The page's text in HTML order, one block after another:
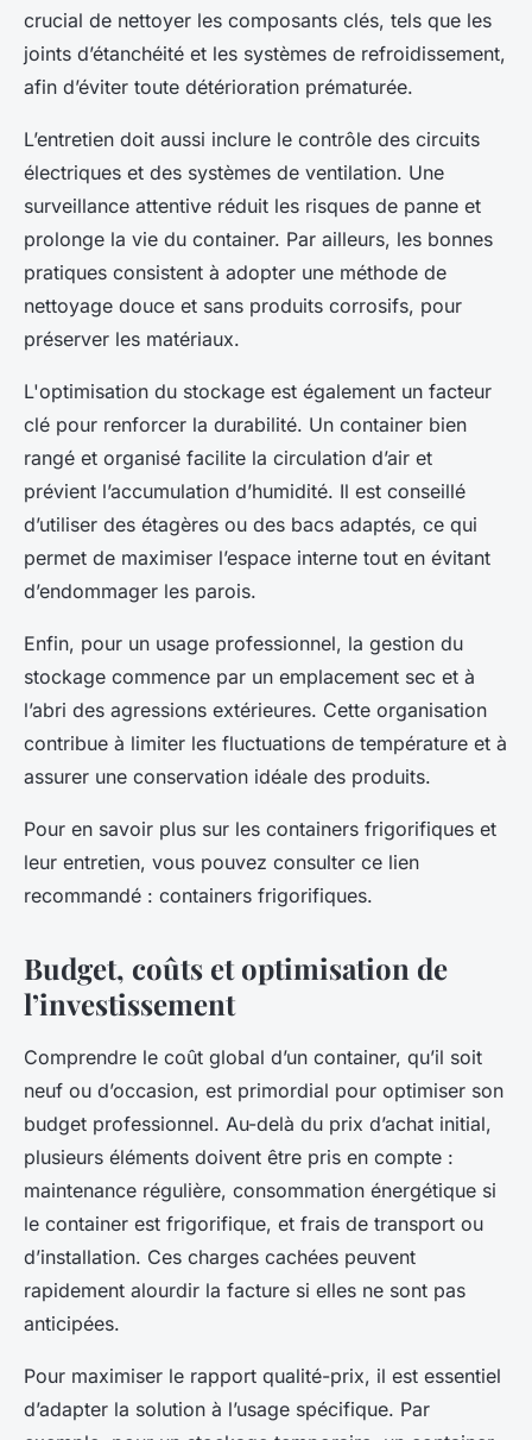
crucial de nettoyer les composants clés, tels que les
joints d’étanchéité et les systèmes de refroidissement,
afin d’éviter toute détérioration prématurée.
L’entretien doit aussi inclure le contrôle des circuits
électriques et des systèmes de ventilation. Une
surveillance attentive réduit les risques de panne et
prolonge la vie du container. Par ailleurs, les bonnes
pratiques consistent à adopter une méthode de
nettoyage douce et sans produits corrosifs, pour
préserver les matériaux.
L'optimisation du stockage est également un facteur
clé pour renforcer la durabilité. Un container bien
rangé et organisé facilite la circulation d’air et
prévient l’accumulation d’humidité. Il est conseillé
d’utiliser des étagères ou des bacs adaptés, ce qui
permet de maximiser l’espace interne tout en évitant
d’endommager les parois.
Enfin, pour un usage professionnel, la gestion du
stockage commence par un emplacement sec et à
l’abri des agressions extérieures. Cette organisation
contribue à limiter les fluctuations de température et à
assurer une conservation idéale des produits.
Pour en savoir plus sur les containers frigorifiques et
leur entretien, vous pouvez consulter ce lien
recommandé : containers frigorifiques.
Budget, coûts et optimisation de
l’investissement
Comprendre le coût global d’un container, qu’il soit
neuf ou d’occasion, est primordial pour optimiser son
budget professionnel. Au-delà du prix d’achat initial,
plusieurs éléments doivent être pris en compte :
maintenance régulière, consommation énergétique si
le container est frigorifique, et frais de transport ou
d’installation. Ces charges cachées peuvent
rapidement alourdir la facture si elles ne sont pas
anticipées.
Pour maximiser le rapport qualité-prix, il est essentiel
d’adapter la solution à l’usage spécifique. Par